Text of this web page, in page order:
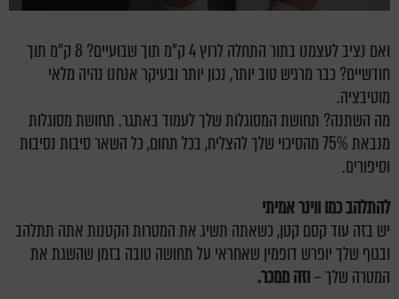
ואם נציב לעצמנו בתור התחלה לרוץ 4 ק"מ תוך שבועיים? 8 ק"מ תוך
חודשיים? כבר מרגיש טוב יותר, נכון יותר ובעיקר אנחנו נהיה מלאי
מוטיבציה.
מה השתנה? תחושת המסוגלות שלך לעמוד באתגר. תחושת מסוגלות
מנבאת 75% מהסיכוי שלך להצליח, בכל תחום, כל השאר סיבות נסיבות
וסיפורים.
להתלהב כמו ווינר אמיתי
יש בזה עוד קסם קטן, כשאתה תשיג את המטרות הקטנות אתה תתלהב
ובגוף שלך יופרש דופמין שאחראי על תחושה טובה בזמן שהשגת את
המטרה שלך –וזה ממכר.